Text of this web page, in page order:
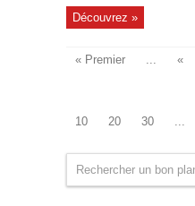
Découvrez »
« Premier ... «
10
20 30 ...